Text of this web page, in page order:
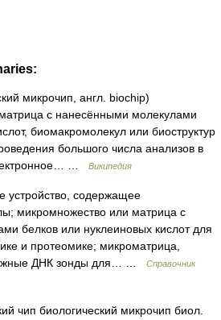
микрочип, англ. biochip)
с нанесёнными молекулами
биомакромолекул или биоструктур
большого числа анализов в
…
Википедия
устройство, содержащее
микромножество или матрица с
белков или нуклеиновых кислот для
и протеомике; микроматрица,
ДНК зонды для… …
Справочник
чип биологический микрочип биол.